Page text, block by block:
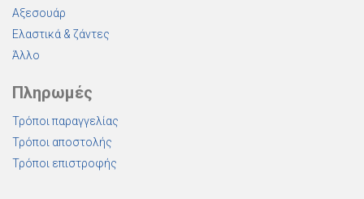
Αξεσουάρ
Ελαστικά & ζάντες
Άλλο
Πληρωμές
Τρόποι παραγγελίας
Τρόποι αποστολής
Τρόποι επιστροφής